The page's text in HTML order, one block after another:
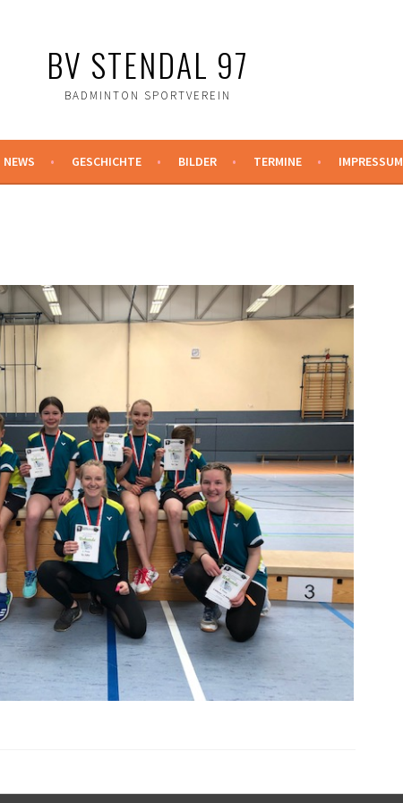
BV STENDAL 97
BADMINTON SPORTVEREIN
NEWS GESCHICHTE BILDER TERMINE IMPRESSUM